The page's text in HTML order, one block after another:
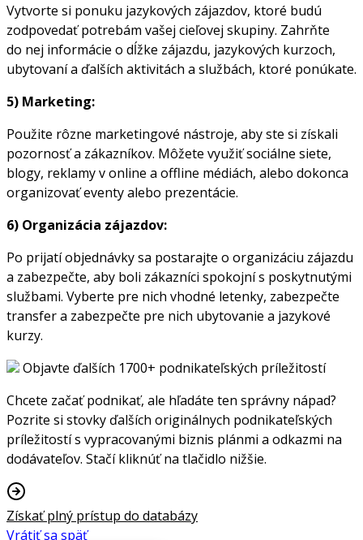
Vytvorte si ponuku jazykových zájazdov, ktoré budú
zodpovedať potrebám vašej cieľovej skupiny. Zahrňte
do nej informácie o dĺžke zájazdu, jazykových kurzoch,
ubytovaní a ďalších aktivitách a službách, ktoré ponúkate.
5) Marketing:
Použite rôzne marketingové nástroje, aby ste si získali
pozornosť a zákazníkov. Môžete využiť sociálne siete,
blogy, reklamy v online a offline médiách, alebo dokonca
organizovať eventy alebo prezentácie.
6) Organizácia zájazdov:
Po prijatí objednávky sa postarajte o organizáciu zájazdu
a zabezpečte, aby boli zákazníci spokojní s poskytnutými
službami. Vyberte pre nich vhodné letenky, zabezpečte
transfer a zabezpečte pre nich ubytovanie a jazykové
kurzy.
Objavte ďalších 1700+ podnikateľských príležitostí
Chcete začať podnikať, ale hľadáte ten správny nápad?
Pozrite si stovky ďalších originálnych podnikateľských
príležitostí s vypracovanými biznis plánmi a odkazmi na
dodávateľov. Stačí kliknúť na tlačidlo nižšie.
Získať plný prístup do databázy
Vrátiť sa späť